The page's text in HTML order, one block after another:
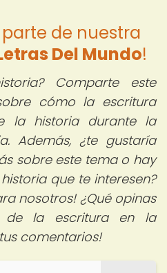
parte de nuestra
Del Mundo!
Comparte este
cómo la escritura
la historia durante la
Además, ¿te gustaría
sobre este tema o hay
que te interesen?
nosotros! ¿Qué opinas
de la escritura en la
comentarios!